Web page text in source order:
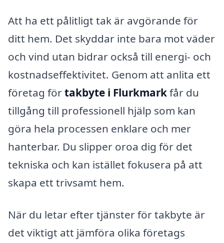
Att ha ett pålitligt tak är avgörande för
ditt hem. Det skyddar inte bara mot väder
och vind utan bidrar också till energi- och
kostnadseffektivitet. Genom att anlita ett
företag förtakbyte i Flurkmarkfår du
tillgång till professionell hjälp som kan
göra hela processen enklare och mer
hanterbar. Du slipper oroa dig för det
tekniska och kan istället fokusera på att
skapa ett trivsamt hem.
När du letar efter tjänster för takbyte är
det viktigt att jämföra olika företags